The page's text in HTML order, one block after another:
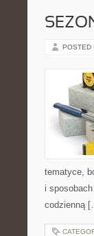
POSTED
tematyce,
i
codzienną